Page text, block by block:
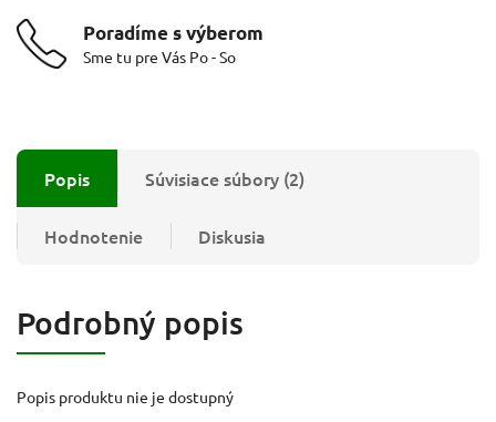
Poradíme s výberom
Sme tu pre Vás Po - So
Popis Súvisiace súbory (2)
Hodnotenie Diskusia
Podrobný popis
Popis produktu nie je dostupný